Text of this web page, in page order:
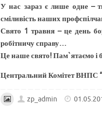
У нас зараз є лише одне –
сміливість наших
Свято 1 травня – це день
робітничу справу…
Це наше свято! Пам`ятаємо
Центральний Комітет ВНПС
zp_admin